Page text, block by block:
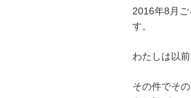
2016年8月
す。
わたしは以
その件でそ